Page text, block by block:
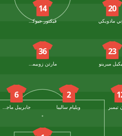
20
مادويكي
14
فيكتور جيوكيريس
23
ميرينو
36
مارتن زوبيمندي
تيمبر
2
ويليام ساليبا
6
جابرييل ماجاليس